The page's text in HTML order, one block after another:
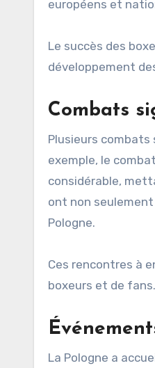
européens et
Le succès des
développement
Combats
Plusieurs
exemple, le
considérable,
ont non
Pologne.
Ces rencontres à
boxeurs et de fans.
La Pologne a